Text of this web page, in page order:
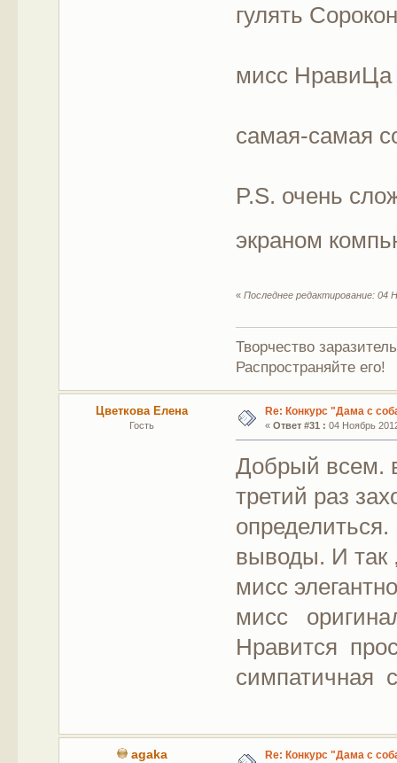
гулять
мисс
самая-самая
P.S. очень
экраном
«Последнее редактирование: 04
Творчество
Распространяйте его!
Цветкова Елена
Гость
Re: Конкурс "Дама с
« Ответ #31 : 04 Ноябрь
Добрый всем.
третий раз
выводы. И
мисс
мисс
Нравится
agaka Re: Конкурс "Дама с